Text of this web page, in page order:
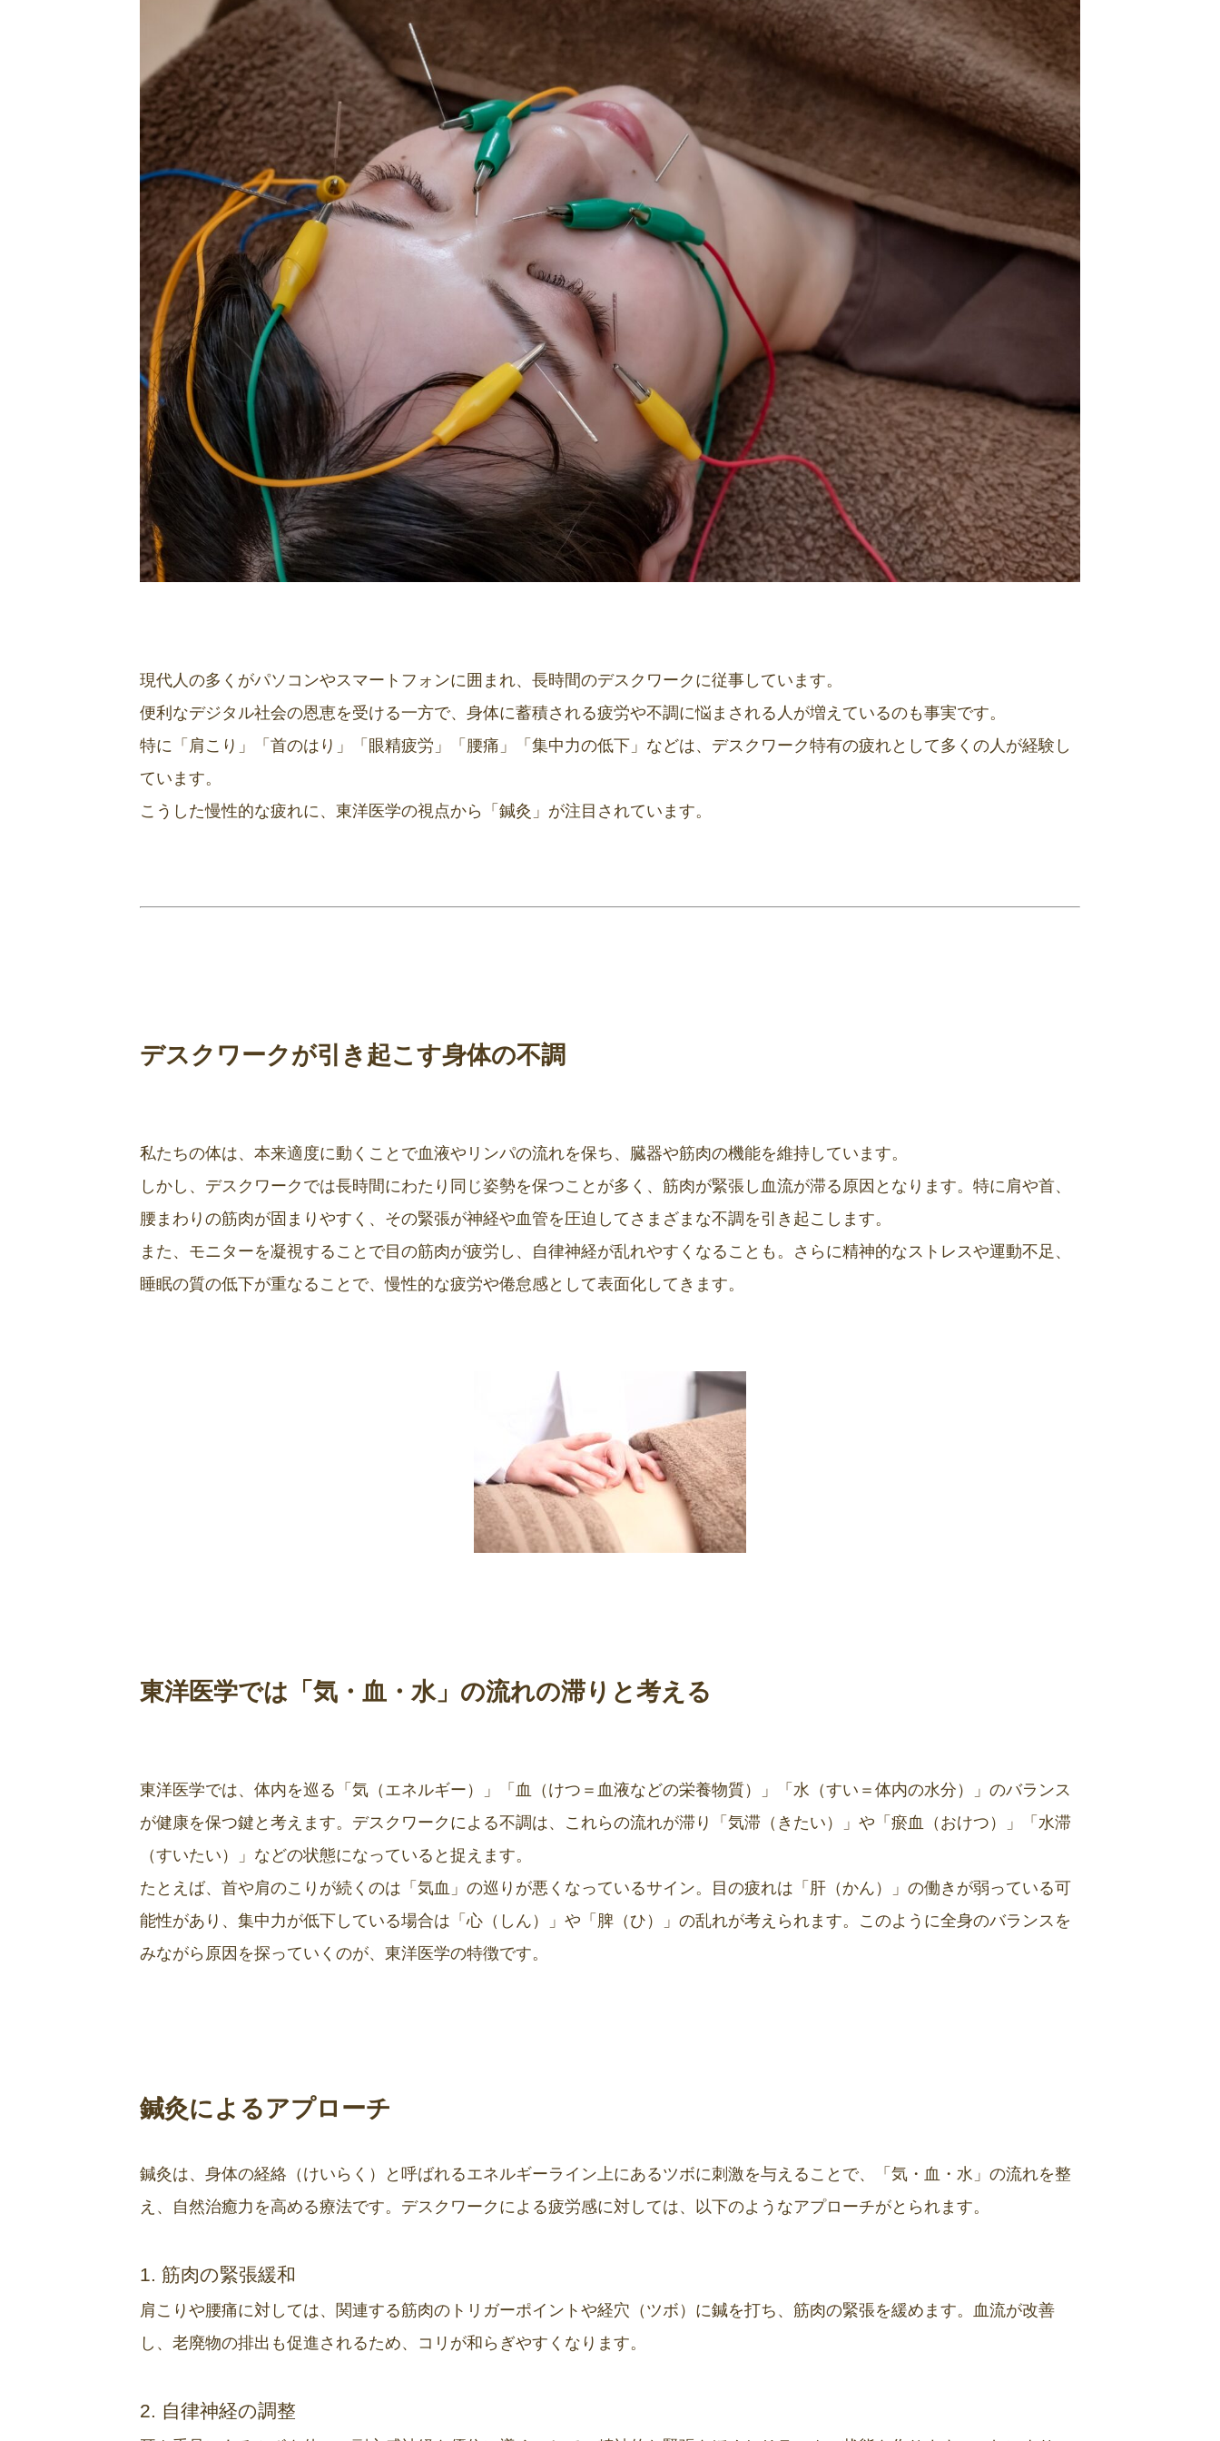
現代人の多くがパソコンやスマートフォンに囲まれ、長時間のデスクワークに従事しています。
便利なデジタル社会の恩恵を受ける一方で、身体に蓄積される疲労や不調に悩まされる人が増えているのも事実です。
特に「肩こり」「首のはり」「眼精疲労」「腰痛」「集中力の低下」などは、デスクワーク特有の疲れとして多くの人が経験し
ています。
こうした慢性的な疲れに、東洋医学の視点から「鍼灸」が注目されています。
デスクワークが引き起こす身体の不調
私たちの体は、本来適度に動くことで血液やリンパの流れを保ち、臓器や筋肉の機能を維持しています。
しかし、デスクワークでは長時間にわたり同じ姿勢を保つことが多く、筋肉が緊張し血流が滞る原因となります。特に肩や首、
腰まわりの筋肉が固まりやすく、その緊張が神経や血管を圧迫してさまざまな不調を引き起こします。
また、モニターを凝視することで目の筋肉が疲労し、自律神経が乱れやすくなることも。さらに精神的なストレスや運動不足、
睡眠の質の低下が重なることで、慢性的な疲労や倦怠感として表面化してきます。
東洋医学では「気・血・水」の流れの滞りと考える
東洋医学では、体内を巡る「気（エネルギー）」「血（けつ＝血液などの栄養物質）」「水（すい＝体内の水分）」のバランス
が健康を保つ鍵と考えます。デスクワークによる不調は、これらの流れが滞り「気滞（きたい）」や「瘀血（おけつ）」「水滞
（すいたい）」などの状態になっていると捉えます。
たとえば、首や肩のこりが続くのは「気血」の巡りが悪くなっているサイン。目の疲れは「肝（かん）」の働きが弱っている可
能性があり、集中力が低下している場合は「心（しん）」や「脾（ひ）」の乱れが考えられます。このように全身のバランスを
みながら原因を探っていくのが、東洋医学の特徴です。
鍼灸によるアプローチ
鍼灸は、身体の経絡（けいらく）と呼ばれるエネルギーライン上にあるツボに刺激を与えることで、「気・血・水」の流れを整
え、自然治癒力を高める療法です。デスクワークによる疲労感に対しては、以下のようなアプローチがとられます。
1. 筋肉の緊張緩和
肩こりや腰痛に対しては、関連する筋肉のトリガーポイントや経穴（ツボ）に鍼を打ち、筋肉の緊張を緩めます。血流が改善
し、老廃物の排出も促進されるため、コリが和らぎやすくなります。
2. 自律神経の調整